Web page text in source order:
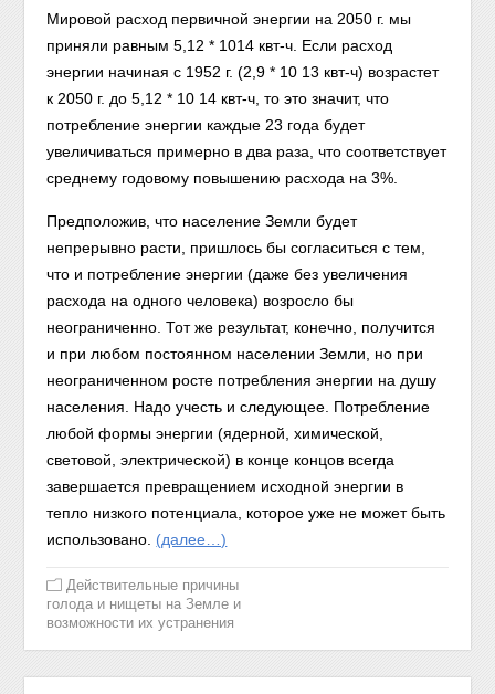
Мировой расход первичной энергии на 2050 г. мы
приняли равным 5,12 * 1014 квт-ч. Если расход
энергии начиная с 1952 г. (2,9 * 10 13 квт-ч) возрастет
к 2050 г. до 5,12 * 10 14 квт-ч, то это значит, что
потребление энергии каждые 23 года будет
увеличиваться примерно в два раза, что соответствует
среднему годовому повышению расхода на 3%.
Предположив, что население Земли будет
непрерывно расти, пришлось бы согласиться с тем,
что и потребление энергии (даже без увеличения
расхода на одного человека) возросло бы
неограниченно. Тот же результат, конечно, получится
и при любом постоянном населении Земли, но при
неограниченном росте потребления энергии на душу
населения. Надо учесть и следующее. Потребление
любой формы энергии (ядерной, химической,
световой, электрической) в конце концов всегда
завершается превращением исходной энергии в
тепло низкого потенциала, которое уже не может быть
использовано. (далее…)
Действительные причины
голода и нищеты на Земле и
возможности их устранения